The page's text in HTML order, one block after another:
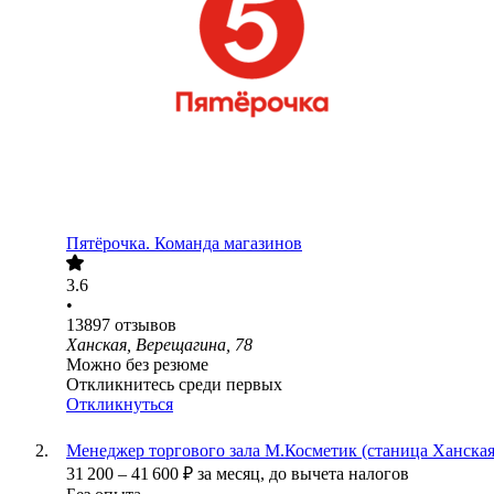
Пятёрочка. Команда магазинов
3.6
•
13897 отзывов
Ханская, Верещагина, 78
Можно без резюме
Откликнитесь среди первых
Откликнуться
Менеджер торгового зала М.Косметик (станица
31 200 – 41 600 ₽ за месяц, до вычета налогов